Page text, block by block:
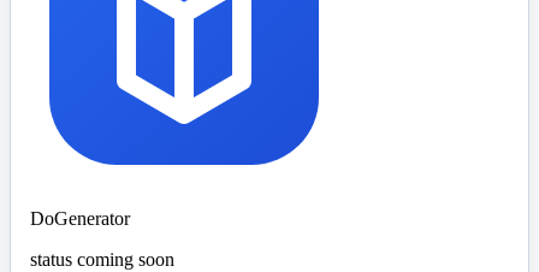
DoGenerator
status coming soon